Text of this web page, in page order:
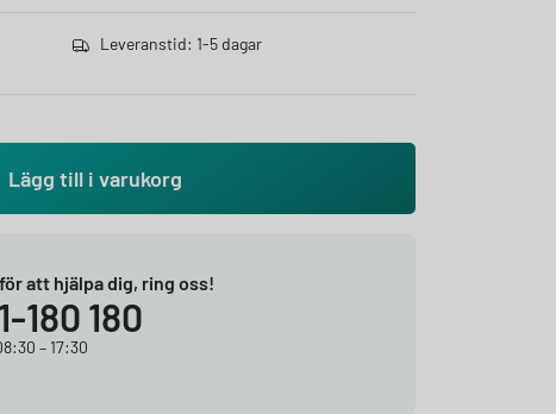
Leveranstid: 1-5 dagar
Lägg till i varukorg
att hjälpa dig, ring oss!
180 180
– 17:30